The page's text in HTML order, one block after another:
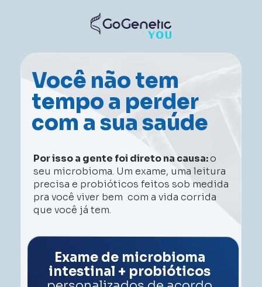
Exame de microbioma
Você não tem
tempo a perder
com a sua saúde
Por isso a gente foi direto na causa: o
seu microbioma. Um exame, uma leitura
precisa e probióticos feitos sob medida
pra você viver bem  com a vida corrida
que você já tem.